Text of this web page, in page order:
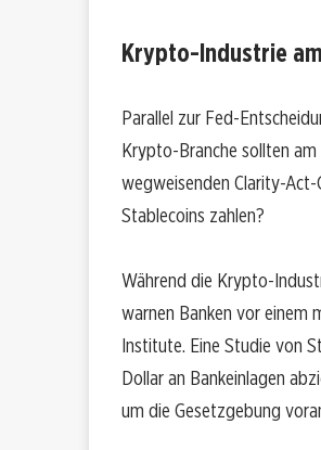
Krypto-Industrie
Parallel zur Fed-
Krypto-Branche sollten
wegweisenden Clarity-
Stablecoins zahlen?
Während die Krypto-
warnen Banken vor einem
Institute. Eine Studie von
Dollar an Bankeinlagen
um die Gesetzgebung